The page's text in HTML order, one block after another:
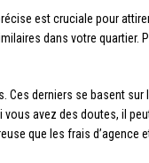
est cruciale pour
dans votre quartier.
Ces derniers se basent
avez des doutes, il
que les frais d’agence